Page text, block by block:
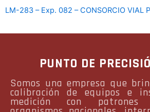
LM-283 – Exp. 082 – CONSORCIO VIAL
PUNTO DE
Somos una empresa que
calibración de equipos e
medición con